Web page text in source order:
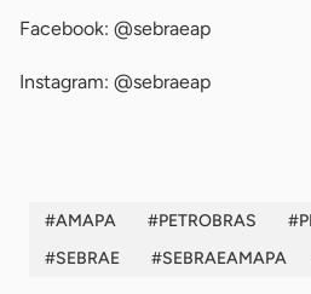
Facebook: @sebraeap
Instagram: @sebraeap
#AMAPA #PETROBRAS
#SEBRAE
#SEBRAEAMAPA